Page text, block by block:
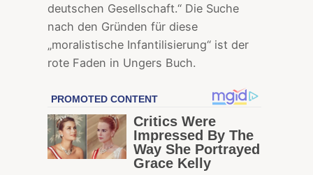
deutschen Gesellschaft.“ Die Suche
nach den Gründen für diese
„moralistische Infantilisierung“ ist der
rote Faden in Ungers Buch.